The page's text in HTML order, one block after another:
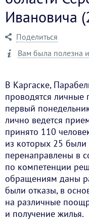
Ивановича
Поделиться
Вам была полезна
В Каргаске,
проводятся
первый
лично ведется
принято 110
из которых 25 были
перенаправлены в
по компетенции
обращениям даны
были отказы, в
на различные
и получение жилья.